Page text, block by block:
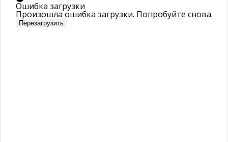
Ошибка загрузки
Произошла ошибка загрузки. Попробуйте снова.
Перезагрузить